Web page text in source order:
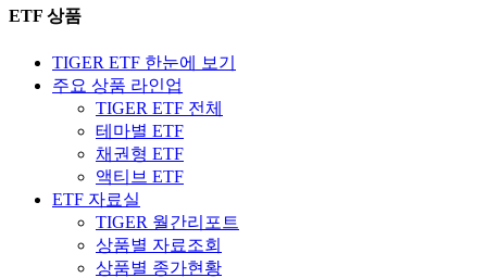
ETF 상품
TIGER ETF 한눈에 보기
주요 상품 라인업
TIGER ETF 전체
테마별 ETF
채권형 ETF
액티브 ETF
ETF 자료실
TIGER 월간리포트
상품별 자료조회
상품별 종가현황